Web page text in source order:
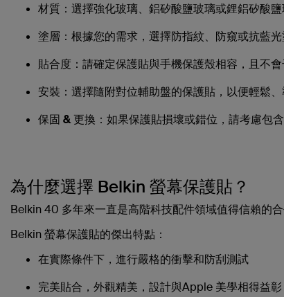
材質： 選擇強化玻璃、鋁矽酸鹽玻璃或鋰鋁矽酸
塗層： 根據您的需求，選擇防指紋、防窺或抗藍光
貼合度： 請確定保護貼與手機保護殼相容，且不會
安裝： 選擇隨附對位輔助盤的保護貼，以便輕鬆
保固 & 更換： 如果保護貼損壞或錯位，請考慮包
為什麼選擇 Belkin 螢幕保護貼？
Belkin 40 多年來一直是高階科技配件領域值得信賴的
Belkin 螢幕保護貼的傑出特點：
在實際條件下，進行嚴格的衝擊和防刮測試
完美貼合，外觀精美 ，設計與Apple 美學相得益彰